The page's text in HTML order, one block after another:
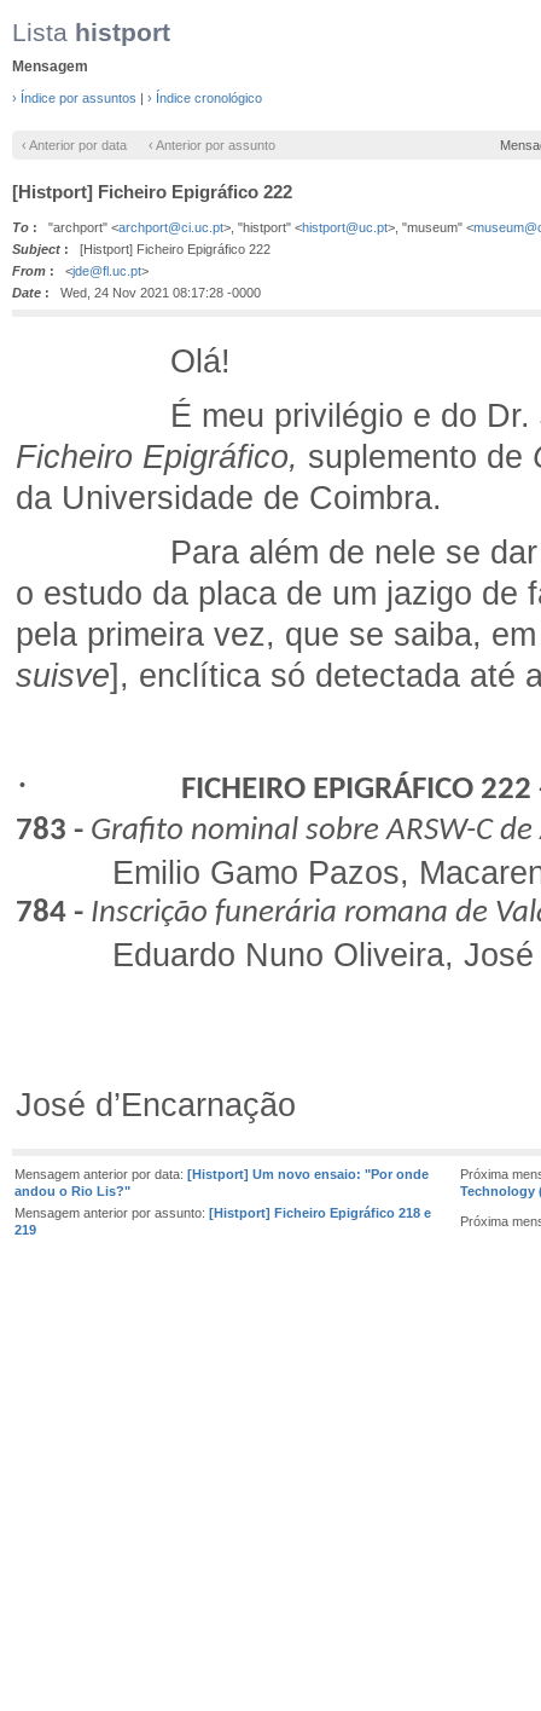
Lista histport
Mensagem
› Índice por assuntos | › Índice cronológico
‹ Anterior por data ‹ Anterior por assunto
[Histport] Ficheiro Epigráfico 222
To : "archport" <archport@ci.uc.pt>, "histport" <histport@uc.pt>, "museum" <
Subject : [Histport] Ficheiro Epigráfico 222
From : <jde@fl.uc.pt>
Date : Wed, 24 Nov 2021 08:17:28 -0000
Olá!
É meu privilégio e do Dr. José
Ficheiro Epigráfico, suplemento de
da Universidade de Coimbra.
Para além de nele se dar a
o estudo da placa de um jazigo de
pela primeira vez, que se saiba,
suisve], enclítica só detectada até
·
FICHEIRO EPIGRÁFICO
783 - Grafito nominal sobre ARSW-C
Emilio Gamo Pazos, Macarena
784 - Inscrição funerária romana de
Eduardo Nuno Oliveira, José
José d’Encarnação
Mensagem anterior por data: [Histport] Um novo ensaio: "Por onde
andou o Rio Lis?"
Próxima
Technology
Mensagem anterior por assunto: [Histport] Ficheiro Epigráfico 218 e
219
Próxima